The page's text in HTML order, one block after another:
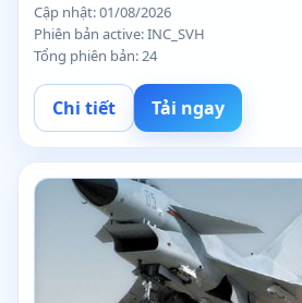
Cập nhật: 01/08/2026
Phiên bản active: INC_SVH
Tổng phiên bản: 24
Chi tiết Tải ngay